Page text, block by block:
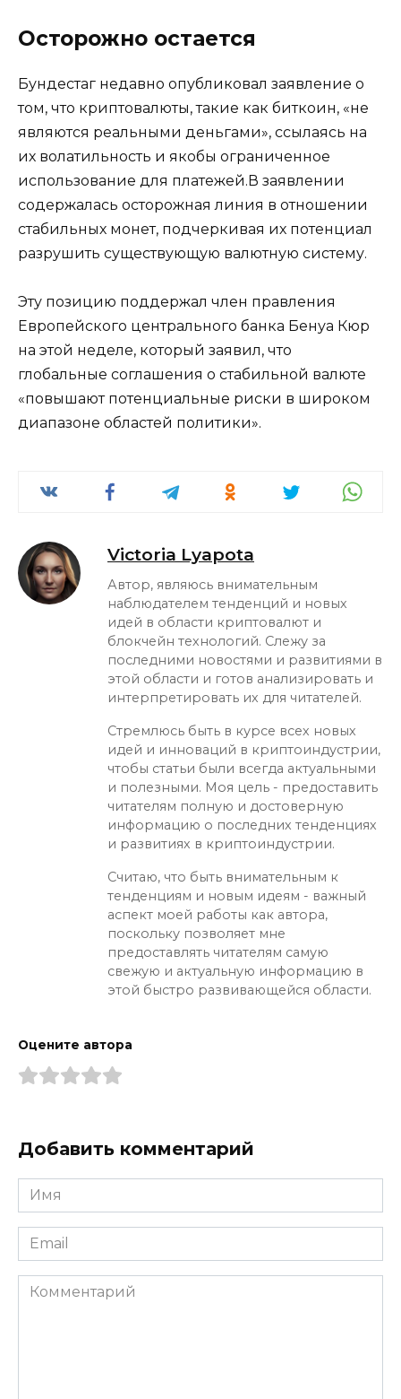
Осторожно остается
Бундестаг недавно опубликовал заявление о
том, что криптовалюты, такие как биткоин, «не
являются реальными деньгами», ссылаясь на
их волатильность и якобы ограниченное
использование для платежей.В заявлении
содержалась осторожная линия в отношении
стабильных монет, подчеркивая их потенциал
разрушить существующую валютную систему.
Эту позицию поддержал член правления
Европейского центрального банка Бенуа Кюр
на этой неделе, который заявил, что
глобальные соглашения о стабильной валюте
«повышают потенциальные риски в широком
диапазоне областей политики».
Victoria Lyapota
Автор, являюсь внимательным
наблюдателем тенденций и новых
идей в области криптовалют и
блокчейн технологий. Слежу за
последними новостями и развитиями в
этой области и готов анализировать и
интерпретировать их для читателей.
Стремлюсь быть в курсе всех новых
идей и инноваций в криптоиндустрии,
чтобы статьи были всегда актуальными
и полезными. Моя цель - предоставить
читателям полную и достоверную
информацию о последних тенденциях
и развитиях в криптоиндустрии.
Считаю, что быть внимательным к
тенденциям и новым идеям - важный
аспект моей работы как автора,
поскольку позволяет мне
предоставлять читателям самую
свежую и актуальную информацию в
этой быстро развивающейся области.
Оцените автора
Добавить комментарий
Имя
*
Email
*
Комментарий